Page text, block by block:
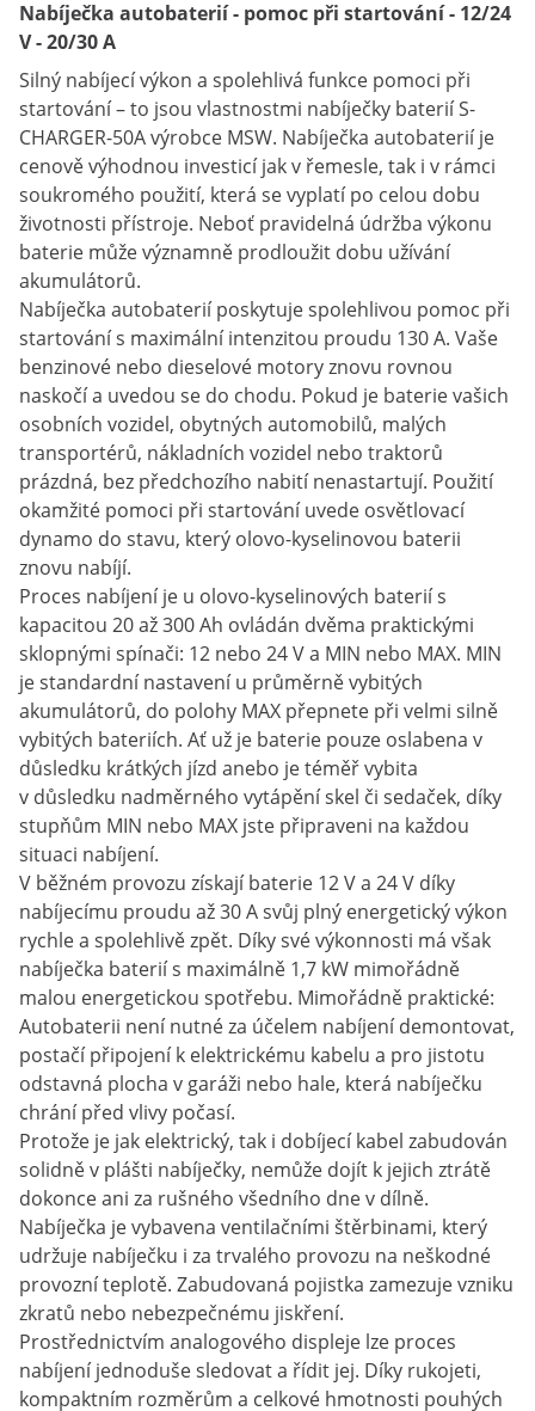
Nabíječka autobaterií - pomoc při startování - 12/24
V - 20/30 A
Silný nabíjecí výkon a spolehlivá funkce pomoci při
startování – to jsou vlastnostmi nabíječky baterií S-
CHARGER-50A výrobce MSW. Nabíječka autobaterií je
cenově výhodnou investicí jak v řemesle, tak i v rámci
soukromého použití, která se vyplatí po celou dobu
životnosti přístroje. Neboť pravidelná údržba výkonu
baterie může významně prodloužit dobu užívání
akumulátorů.
Nabíječka autobaterií poskytuje spolehlivou pomoc při
startování s maximální intenzitou proudu 130 A. Vaše
benzinové nebo dieselové motory znovu rovnou
naskočí a uvedou se do chodu. Pokud je baterie vašich
osobních vozidel, obytných automobilů, malých
transportérů, nákladních vozidel nebo traktorů
prázdná, bez předchozího nabití nenastartují. Použití
okamžité pomoci při startování uvede osvětlovací
dynamo do stavu, který olovo-kyselinovou baterii
znovu nabíjí.
Proces nabíjení je u olovo-kyselinových baterií s
kapacitou 20 až 300 Ah ovládán dvěma praktickými
sklopnými spínači: 12 nebo 24 V a MIN nebo MAX. MIN
je standardní nastavení u průměrně vybitých
akumulátorů, do polohy MAX přepnete při velmi silně
vybitých bateriích. Ať už je baterie pouze oslabena v
důsledku krátkých jízd anebo je téměř vybita
v důsledku nadměrného vytápění skel či sedaček, díky
stupňům MIN nebo MAX jste připraveni na každou
situaci nabíjení.
V běžném provozu získají baterie 12 V a 24 V díky
nabíjecímu proudu až 30 A svůj plný energetický výkon
rychle a spolehlivě zpět. Díky své výkonnosti má však
nabíječka baterií s maximálně 1,7 kW mimořádně
malou energetickou spotřebu. Mimořádně praktické:
Autobaterii není nutné za účelem nabíjení demontovat,
postačí připojení k elektrickému kabelu a pro jistotu
odstavná plocha v garáži nebo hale, která nabíječku
chrání před vlivy počasí.
Protože je jak elektrický, tak i dobíjecí kabel zabudován
solidně v plášti nabíječky, nemůže dojít k jejich ztrátě
dokonce ani za rušného všedního dne v dílně.
Nabíječka je vybavena ventilačními štěrbinami, který
udržuje nabíječku i za trvalého provozu na neškodné
provozní teplotě. Zabudovaná pojistka zamezuje vzniku
zkratů nebo nebezpečnému jiskření.
Prostřednictvím analogového displeje lze proces
nabíjení jednoduše sledovat a řídit jej. Díky rukojeti,
kompaktním rozměrům a celkové hmotnosti pouhých